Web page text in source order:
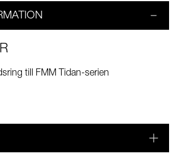
till FMM Tidan-serien